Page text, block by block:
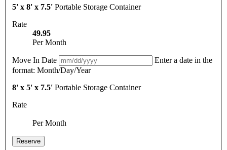
5' x 8' x 7.5' Portable Storage Container
Rate
49.95
Per Month
Move In Date
Enter a date in the
format: Month/Day/Year
8' x 5' x 7.5' Portable Storage Container
Rate
Per Month
Reserve